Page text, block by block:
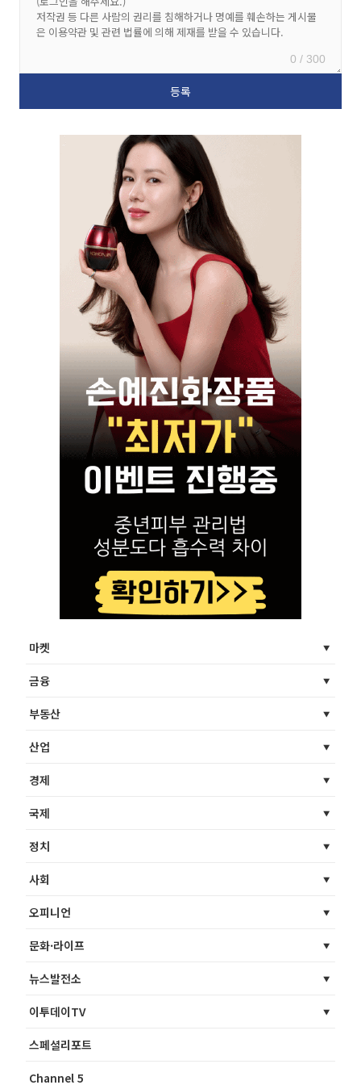
0 / 300
마켓
금융
부동산
산업
경제
국제
정치
사회
오피니언
문화·라이프
뉴스발전소
이투데이TV
스페셜리포트
Channel 5